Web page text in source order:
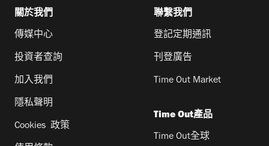
關於我們
傳媒中心
投資者查詢
加入我們
隱私聲明
Cookies 政策
聯繫我們
登記定期通訊
刊登廣告
Time Out Market
Time Out產品
Time Out全球